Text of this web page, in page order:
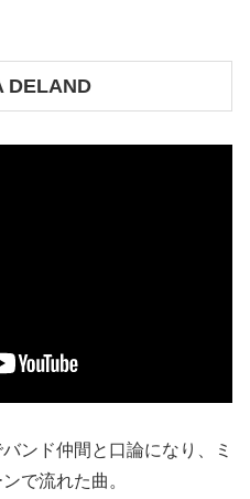
DELAND
ンド仲間と口論になり、ミ
で流れた曲。